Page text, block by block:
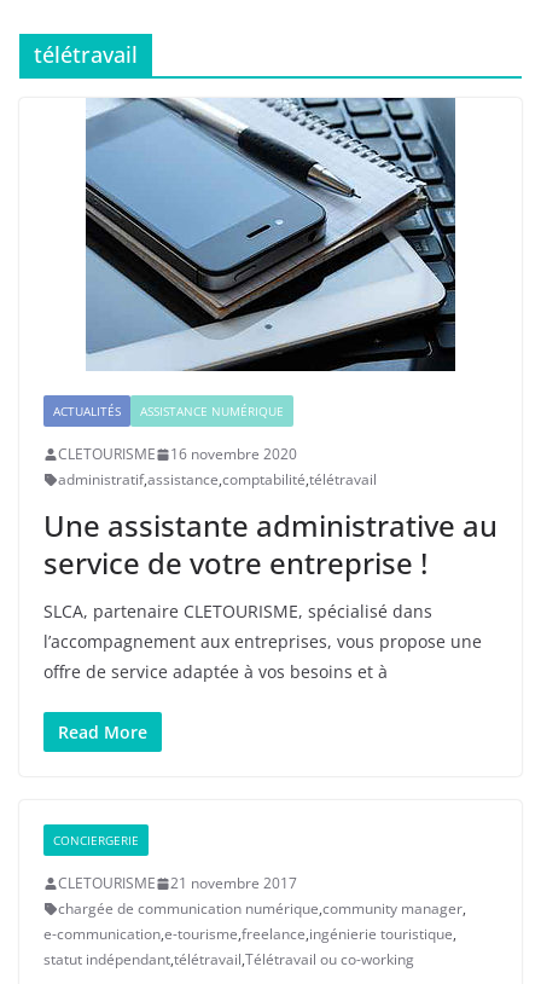
télétravail
ACTUALITÉS ASSISTANCE NUMÉRIQUE
CLETOURISME
16 novembre 2020
administratif,assistance,comptabilité,télétravail
Une assistante administrative au
service de votre entreprise !
SLCA, partenaire CLETOURISME, spécialisé dans
l’accompagnement aux entreprises, vous propose une
offre de service adaptée à vos besoins et à
Read More
CONCIERGERIE
CLETOURISME
21 novembre 2017
chargée de communication numérique,community manager,
e-communication,e-tourisme,freelance,ingénierie touristique,
statut indépendant,télétravail,Télétravail ou co-working